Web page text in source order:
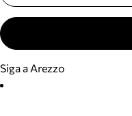
Siga a Arezzo